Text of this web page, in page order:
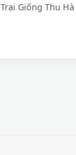
Trại Giống Thu Hà